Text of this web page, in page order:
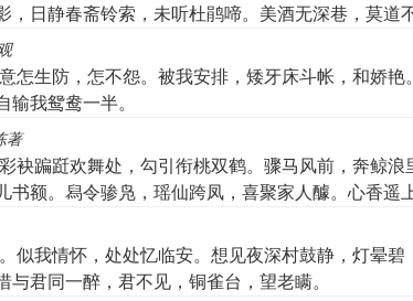
日静春斋铃索，未听杜鹃啼。美酒无深巷，莫道
怎生防，怎不怨。被我安排，矮牙床斗帐，和娇
我鸳鸯一半。
著
袂蹁跹欢舞处，勾引衔桃双鹤。骤马风前，奔鲸
书额。舄令骖凫，瑶仙跨凤，喜聚家人醵。心香遥
似我情怀，处处忆临安。想见夜深村鼓静，灯晕
君同一醉，君不见，铜雀台，望老瞒。